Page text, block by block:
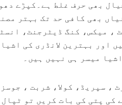
بھی حرف غلط ہے۔کپڑے
بھی کافی حد تک بہتر
، میکس، کنگ ڈیٹرجنٹ،
اور بہترین لانڈری کی
میسر ہی نہیں ہیں۔
، سپریڈ، کولا، شربت ،
کی پتی کی بات کریں تو